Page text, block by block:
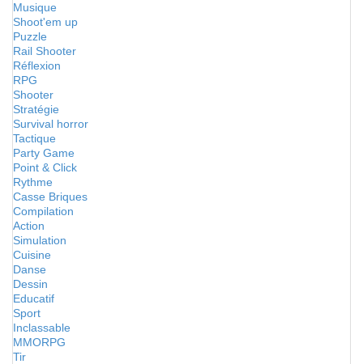
Musique
Shoot'em up
Puzzle
Rail Shooter
Réflexion
RPG
Shooter
Stratégie
Survival horror
Tactique
Party Game
Point & Click
Rythme
Casse Briques
Compilation
Action
Simulation
Cuisine
Danse
Dessin
Educatif
Sport
Inclassable
MMORPG
Tir